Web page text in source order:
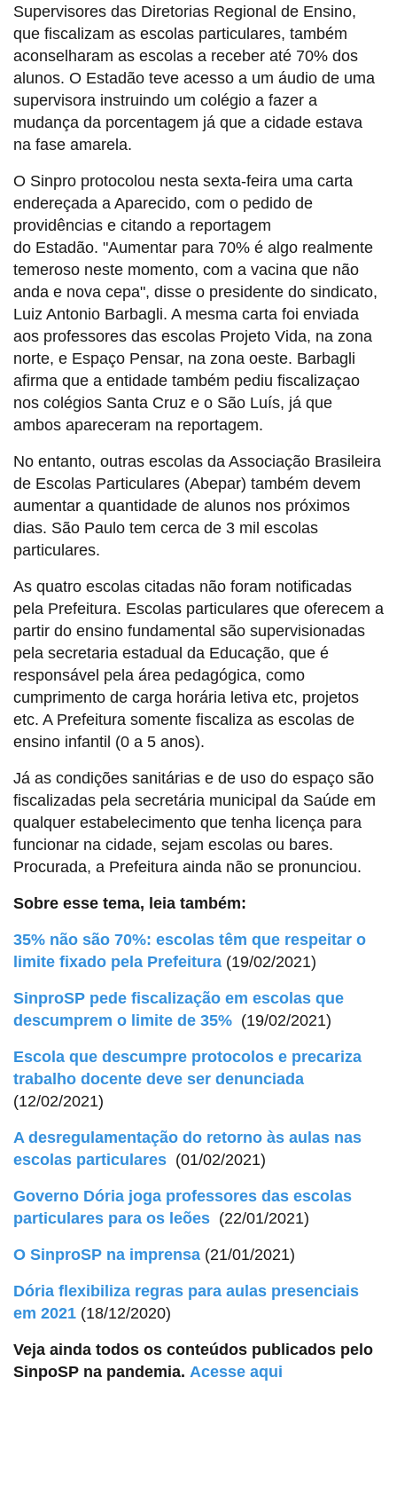
Supervisores das Diretorias Regional de Ensino,
que fiscalizam as escolas particulares, também
aconselharam as escolas a receber até 70% dos
alunos. O Estadão teve acesso a um áudio de uma
supervisora instruindo um colégio a fazer a
mudança da porcentagem já que a cidade estava
na fase amarela.
O Sinpro protocolou nesta sexta-feira uma carta
endereçada a Aparecido, com o pedido de
providências e citando a reportagem
do Estadão. "Aumentar para 70% é algo realmente
temeroso neste momento, com a vacina que não
anda e nova cepa", disse o presidente do sindicato,
Luiz Antonio Barbagli. A mesma carta foi enviada
aos professores das escolas Projeto Vida, na zona
norte, e Espaço Pensar, na zona oeste. Barbagli
afirma que a entidade também pediu fiscalizaçao
nos colégios Santa Cruz e o São Luís, já que
ambos apareceram na reportagem.
No entanto, outras escolas da Associação Brasileira
de Escolas Particulares (Abepar) também devem
aumentar a quantidade de alunos nos próximos
dias. São Paulo tem cerca de 3 mil escolas
particulares.
As quatro escolas citadas não foram notificadas
pela Prefeitura. Escolas particulares que oferecem a
partir do ensino fundamental são supervisionadas
pela secretaria estadual da Educação, que é
responsável pela área pedagógica, como
cumprimento de carga horária letiva etc, projetos
etc. A Prefeitura somente fiscaliza as escolas de
ensino infantil (0 a 5 anos).
Já as condições sanitárias e de uso do espaço são
fiscalizadas pela secretária municipal da Saúde em
qualquer estabelecimento que tenha licença para
funcionar na cidade, sejam escolas ou bares.
Procurada, a Prefeitura ainda não se pronunciou.
Sobre esse tema, leia também:
35% não são 70%: escolas têm que respeitar o
limite fixado pela Prefeitura (19/02/2021)
SinproSP pede fiscalização em escolas que
descumprem o limite de 35% (19/02/2021)
Escola que descumpre protocolos e precariza
trabalho docente deve ser denunciada
(12/02/2021)
A desregulamentação do retorno às aulas nas
escolas particulares (01/02/2021)
Governo Dória joga professores das escolas
particulares para os leões (22/01/2021)
O SinproSP na imprensa (21/01/2021)
Dória flexibiliza regras para aulas presenciais
em 2021 (18/12/2020)
Veja ainda todos os conteúdos publicados pelo
SinpoSP na pandemia. Acesse aqui